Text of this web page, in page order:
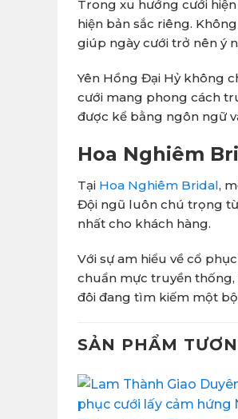
Trong xu hướng cưới
hiện bản sắc riêng.
giúp ngày cưới trở nên ý
Yên Hồng Đại Hỷ không
cưới mang phong cách
được kể bằng ngôn ngữ
Hoa Nghiêm
Tại Hoa Nghiêm Bridal,
Đội ngũ luôn chú trọng
nhất cho khách hàng.
Với sự am hiểu về cổ
chuẩn mực truyền thống,
đôi đang tìm kiếm một bộ
SẢN PHẨM